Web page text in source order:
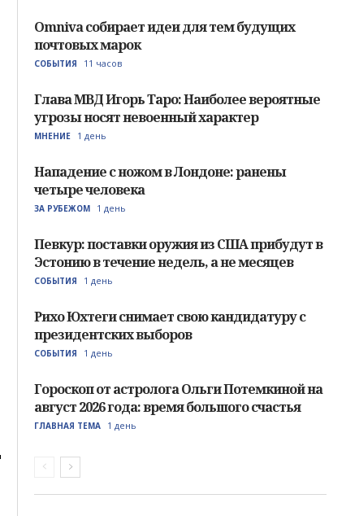
Omniva собирает идеи для тем будущих
почтовых марок
СОБЫТИЯ 11 часов
Глава МВД Игорь Таро: Наиболее вероятные
угрозы носят невоенный характер
МНЕНИЕ 1 день
Нападение с ножом в Лондоне: ранены
четыре человека
ЗА РУБЕЖОМ 1 день
Певкур: поставки оружия из США прибудут в
Эстонию в течение недель, а не месяцев
СОБЫТИЯ 1 день
Рихо Юхтеги снимает свою кандидатуру с
президентских выборов
СОБЫТИЯ 1 день
Гороскоп от астролога Ольги Потемкиной на
август 2026 года: время большого счастья
ГЛАВНАЯ ТЕМА 1 день